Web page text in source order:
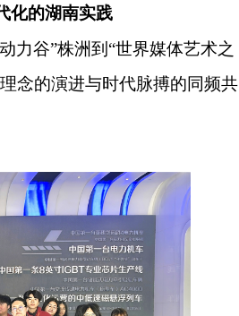
化的湖南实践
谷”株洲到“世界媒体艺术之
念的演进与时代脉搏的同频共